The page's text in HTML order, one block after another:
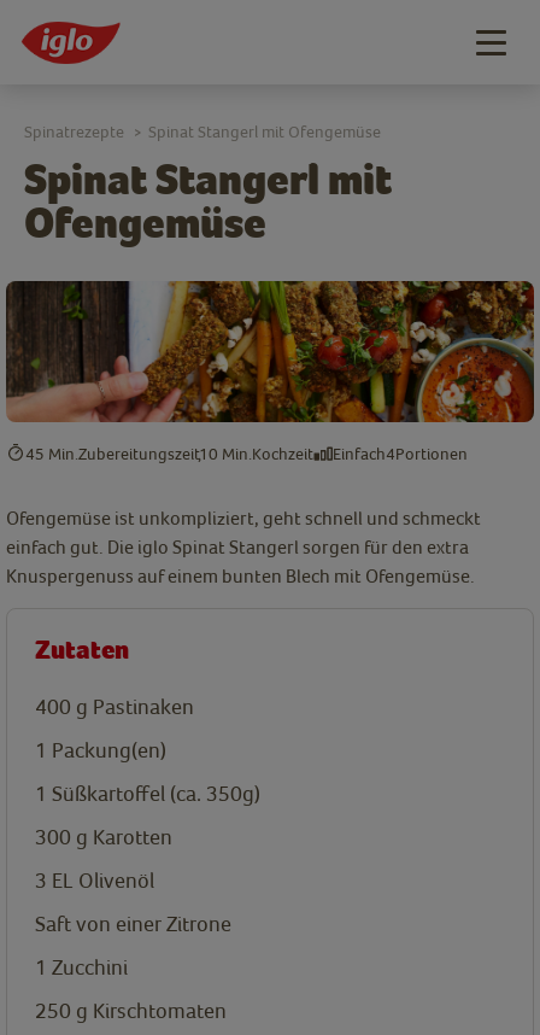
Spinat Stangerl mit
Ofengemüse
Spinatrezepte > Spinat Stangerl mit Ofengemüse
45 Min. Zubereitungszeit10 Min. Kochzeit Einfach4Portionen
Ofengemüse ist unkompliziert, geht schnell und schmeckt
einfach gut. Die iglo Spinat Stangerl sorgen für den extra
Knuspergenuss auf einem bunten Blech mit Ofengemüse.
Zutaten
400 g Pastinaken
1 Packung(en)
1 Süßkartoffel (ca. 350g)
300 g Karotten
3 EL Olivenöl
Saft von einer Zitrone
1 Zucchini
250 g Kirschtomaten